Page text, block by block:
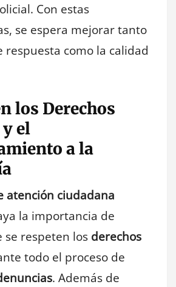
Con estas
se espera mejorar tanto
respuesta como la calidad
los Derechos
el
a la
atención ciudadana
la importancia de
se respeten los derechos
todo el proceso de
. Además de